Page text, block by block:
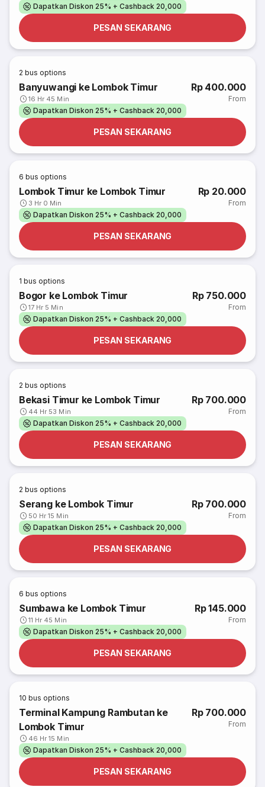
Dapatkan Diskon 25% + Cashback 20,000
PESAN SEKARANG
2 bus options
Banyuwangi ke Lombok Timur
16 Hr 45 Min
Rp 400.000
From
Dapatkan Diskon 25% + Cashback 20,000
PESAN SEKARANG
6 bus options
Lombok Timur ke Lombok Timur
3 Hr 0 Min
Rp 20.000
From
Dapatkan Diskon 25% + Cashback 20,000
PESAN SEKARANG
1 bus options
Bogor ke Lombok Timur
17 Hr 5 Min
Rp 750.000
From
Dapatkan Diskon 25% + Cashback 20,000
PESAN SEKARANG
2 bus options
Bekasi Timur ke Lombok Timur
44 Hr 53 Min
Rp 700.000
From
Dapatkan Diskon 25% + Cashback 20,000
PESAN SEKARANG
2 bus options
Serang ke Lombok Timur
50 Hr 15 Min
Rp 700.000
From
Dapatkan Diskon 25% + Cashback 20,000
PESAN SEKARANG
6 bus options
Sumbawa ke Lombok Timur
11 Hr 45 Min
Rp 145.000
From
Dapatkan Diskon 25% + Cashback 20,000
PESAN SEKARANG
10 bus options
Terminal Kampung Rambutan ke
Lombok Timur
46 Hr 15 Min
Rp 700.000
From
Dapatkan Diskon 25% + Cashback 20,000
PESAN SEKARANG